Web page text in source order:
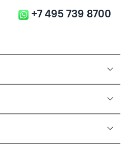
+7 495 739 8700